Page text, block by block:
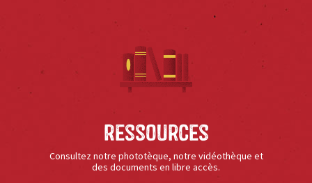
Ressources
Consultez notre phototèque, notre vidéothèque et
des documents en libre accès.